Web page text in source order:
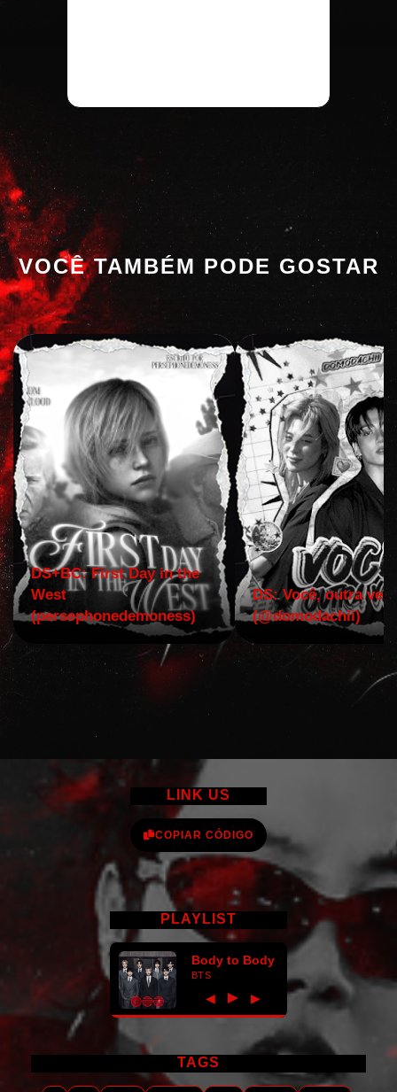
VOCÊ TAMBÉM PODE GOSTAR
DS+BC: First Day in the
West
(persephonedemoness)
DS: Você, outra vez!
(@domodachii)
LINK US
COPIAR CÓDIGO
PLAYLIST
Body to Body
BTS
◀ ► ▶
TAGS